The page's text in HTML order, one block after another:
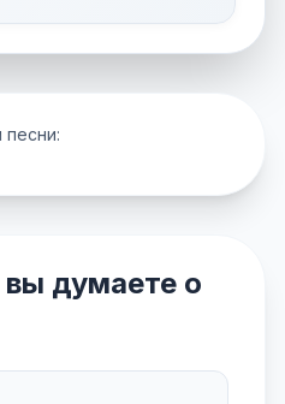
думаете о